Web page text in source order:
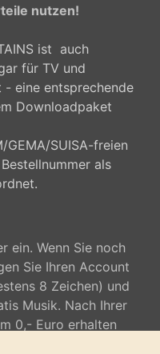
nutzen!
ist auch
für TV und
- eine entsprechende
Downloadpaket
GEMA/SUISA-freien
als
ein. Wenn Sie noch
Sie Ihren Account
8 Zeichen) und
Musik. Nach Ihrer
0,- Euro erhalten